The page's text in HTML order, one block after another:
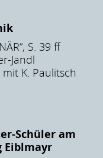
S. 39 ff
Jandl
K. Paulitsch
Schüler am
Eiblmayr